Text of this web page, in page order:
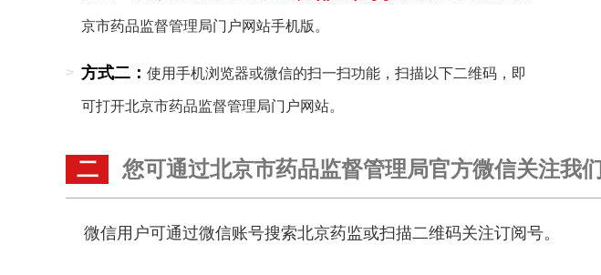
京市药品监督管理局门户网站手机版。
> 方式二： 使用手机浏览器或微信的扫一扫功能，扫描以下二维码，即
可打开北京市药品监督管理局门户网站。
二 您可通过北京市药品监督管理局官方微信关注我们
微信用户可通过微信账号搜索北京药监或扫描二维码关注订阅号。